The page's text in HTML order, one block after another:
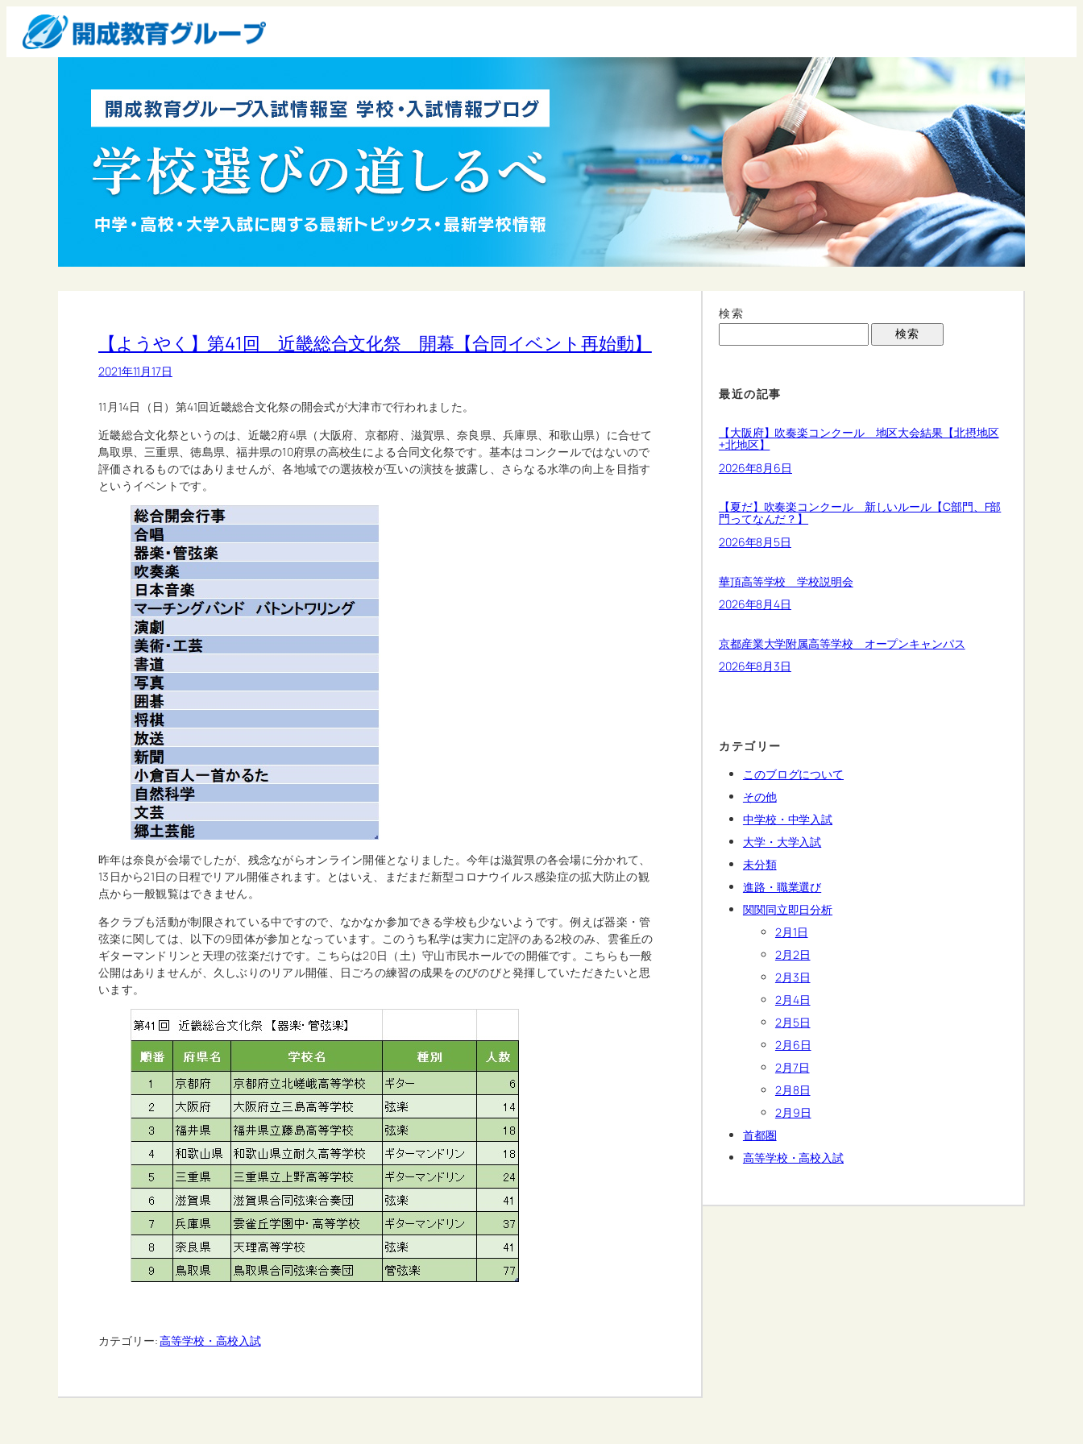
【ようやく】第41回 近畿総合文化祭 開幕【合同イベント再始動】
2021年11月17日
11月14日（日）第41回近畿総合文化祭の開会式が大津市で行われました。
近畿総合文化祭というのは、近畿2府4県（大阪府、京都府、滋賀県、奈良県、兵庫県、和歌山県）に合せて
鳥取県、三重県、徳島県、福井県の10府県の高校生による合同文化祭です。基本はコンクールではないので
評価されるものではありませんが、各地域での選抜校が互いの演技を披露し、さらなる水準の向上を目指す
というイベントです。
昨年は奈良が会場でしたが、残念ながらオンライン開催となりました。今年は滋賀県の各会場に分かれて、
13日から21日の日程でリアル開催されます。とはいえ、まだまだ新型コロナウイルス感染症の拡大防止の観
点から一般観覧はできません。
各クラブも活動が制限されている中ですので、なかなか参加できる学校も少ないようです。例えば器楽・管
弦楽に関しては、以下の9団体が参加となっています。このうち私学は実力に定評のある2校のみ、雲雀丘の
ギターマンドリンと天理の弦楽だけです。こちらは20日（土）守山市民ホールでの開催です。こちらも一般
公開はありませんが、久しぶりのリアル開催、日ごろの練習の成果をのびのびと発揮していただきたいと思
います。
カテゴリー:高等学校・高校入試
検索
検索
最近の記事
【大阪府】吹奏楽コンクール 地区大会結果【北摂地区
+北地区】
2026年8月6日
【夏だ】吹奏楽コンクール 新しいルール【C部門、F部
門ってなんだ？】
2026年8月5日
華頂高等学校 学校説明会
2026年8月4日
京都産業大学附属高等学校 オープンキャンパス
2026年8月3日
カテゴリー
このブログについて
その他
中学校・中学入試
大学・大学入試
未分類
進路・職業選び
関関同立即日分析
2月1日
2月2日
2月3日
2月4日
2月5日
2月6日
2月7日
2月8日
2月9日
首都圏
高等学校・高校入試